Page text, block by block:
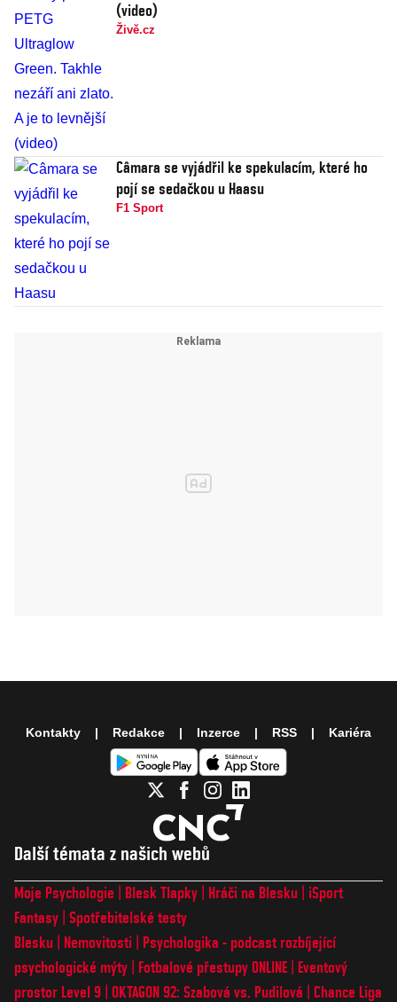
(video)
Živě.cz
Câmara se vyjádřil ke spekulacím, které ho
pojí se sedačkou u Haasu
F1 Sport
Další témata z našich webů
Moje Psychologie Blesk Tlapky Hráči na Blesku
iSport
Fantasy Spotřebitelské testy
Blesku
Nemovitosti
Psychologika - podcast rozbíjející
psychologické mýty
Fotbalové přestupy ONLINE
Eventový
prostor Level 9 OKTAGON 92: Szabová vs. Pudilová
Chance Liga
Kontakty Redakce Inzerce RSS Kariéra